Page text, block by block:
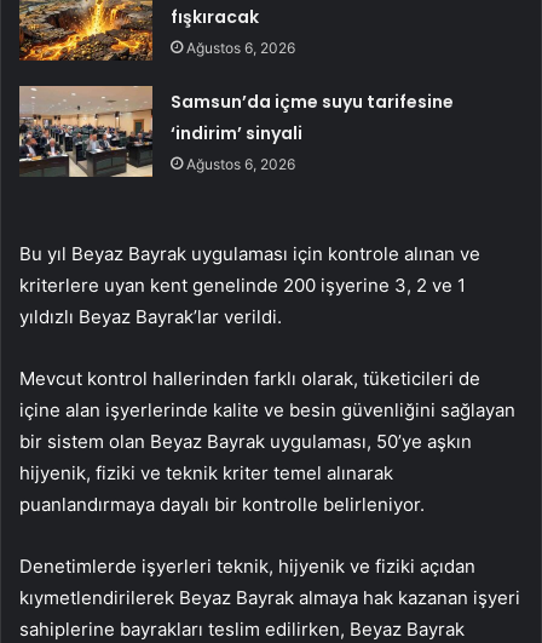
fışkıracak
Ağustos 6, 2026
Samsun’da içme suyu tarifesine
‘indirim’ sinyali
Ağustos 6, 2026
Bu yıl Beyaz Bayrak uygulaması için kontrole alınan ve
kriterlere uyan kent genelinde 200 işyerine 3, 2 ve 1
yıldızlı Beyaz Bayrak’lar verildi.
Mevcut kontrol hallerinden farklı olarak, tüketicileri de
içine alan işyerlerinde kalite ve besin güvenliğini sağlayan
bir sistem olan Beyaz Bayrak uygulaması, 50’ye aşkın
hijyenik, fiziki ve teknik kriter temel alınarak
puanlandırmaya dayalı bir kontrolle belirleniyor.
Denetimlerde işyerleri teknik, hijyenik ve fiziki açıdan
kıymetlendirilerek Beyaz Bayrak almaya hak kazanan işyeri
sahiplerine bayrakları teslim edilirken, Beyaz Bayrak